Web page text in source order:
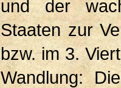
und der
Staaten zur
bzw. im 3.
Wandlung: